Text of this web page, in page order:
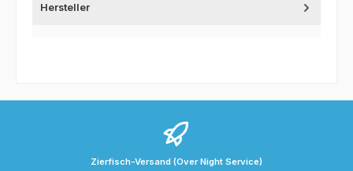
Hersteller
Zierfisch-Versand (Over Night Service)